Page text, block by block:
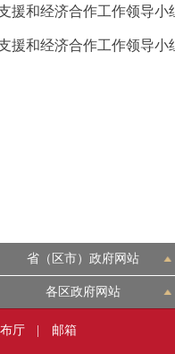
援和经济合作工作领导
援和经济合作工作领导
省（区市）政府网站
各区政府网站
厅 邮箱